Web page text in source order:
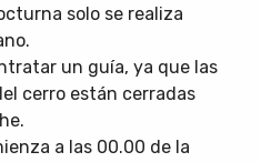
solo se realiza
un guía, ya que las
cerro están cerradas
a las 00.00 de la